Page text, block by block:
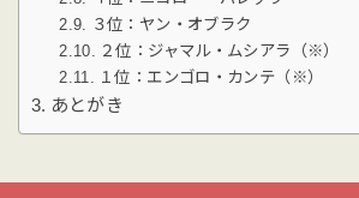
３位：ヤン・オブラク
２位：ジャマル・ムシアラ（※）
１位：エンゴロ・カンテ（※）
あとがき